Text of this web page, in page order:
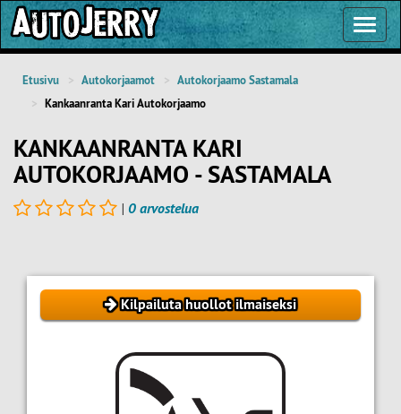
Etusivu Autokorjaamot
Autokorjaamo Sastamala
Kankaanranta Kari Autokorjaamo
KANKAANRANTA KARI
AUTOKORJAAMO - SASTAMALA
| 0 arvostelua
Kilpailuta huollot ilmaiseksi